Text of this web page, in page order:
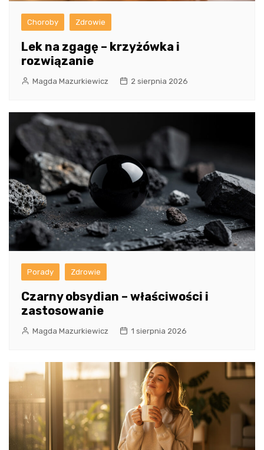
Choroby Zdrowie
Lek na zgagę – krzyżówka i
rozwiązanie
Magda Mazurkiewicz 2 sierpnia 2026
Porady Zdrowie
Czarny obsydian – właściwości i
zastosowanie
Magda Mazurkiewicz 1 sierpnia 2026